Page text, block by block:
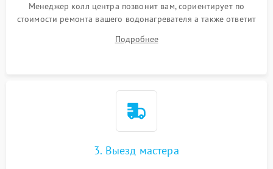
Менеджер колл центра позвонит вам, сориентирует по
стоимости ремонта вашего водонагревателя а также ответит
Подробнее
3. Выезд мастера